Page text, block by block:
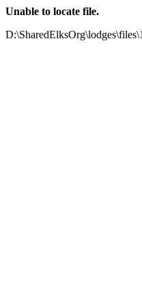
Unable to locate file.